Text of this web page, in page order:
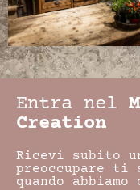
Entra nel
Creation
Ricevi subito
preoccupare ti
quando